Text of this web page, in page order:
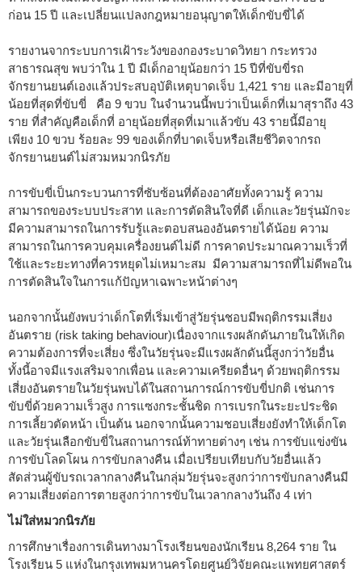
ก่อน 15 ปี และเปลี่ยนแปลงกฎหมายอนุญาตให้เด็กขับขี่ได้
รายงานจากระบบการเฝ้าระวังของกองระบาดวิทยา กระทรวง
สาธารณสุข พบว่าใน 1 ปี มีเด็กอายุน้อยกว่า 15 ปีที่ขับขี่รถ
จักรยานยนต์เองแล้วประสบอุบัติเหตุบาดเจ็บ 1,421 ราย และมีอายุที่
น้อยที่สุดที่ขับขี่ คือ 9 ขวบ ในจำนวนนี้พบว่าเป็นเด็กที่เมาสุราถึง 43
ราย ที่สำคัญคือเด็กที่ อายุน้อยที่สุดที่เมาแล้วขับ 43 รายนี้มีอายุ
เพียง 10 ขวบ ร้อยละ 99 ของเด็กที่บาดเจ็บหรือเสียชีวิตจากรถ
จักรยานยนต์ไม่สวมหมวกนิรภัย
การขับขี่เป็นกระบวนการที่ซับซ้อนที่ต้องอาศัยทั้งความรู้ ความ
สามารถของระบบประสาท และการตัดสินใจที่ดี เด็กและวัยรุ่นมักจะ
มีความสามารถในการรับรู้และตอบสนองอันตรายได้น้อย ความ
สามารถในการควบคุมเครื่องยนต์ไม่ดี การคาดประมาณความเร็วที่
ใช้และระยะทางที่ควรหยุดไม่เหมาะสม มีความสามารถที่ไม่ดีพอใน
การตัดสินใจในการแก้ปัญหาเฉพาะหน้าต่างๆ
นอกจากนั้นยังพบว่าเด็กโตที่เริ่มเข้าสู่วัยรุ่นชอบมีพฤติกรรมเสี่ยง
อันตราย (risk taking behaviour)เนื่องจากแรงผลักดันภายในให้เกิด
ความต้องการที่จะเสี่ยง ซึ่งในวัยรุ่นจะมีแรงผลักดันนี้สูงกว่าวัยอื่น
ทั้งนี้อาจมีแรงเสริมจากเพื่อน และความเครียดอื่นๆ ด้วยพฤติกรรม
เสี่ยงอันตรายในวัยรุ่นพบได้ในสถานการณ์การขับขี่ปกติ เช่นการ
ขับขี่ด้วยความเร็วสูง การแซงกระชั้นชิด การเบรกในระยะประชิด
การเลี้ยวตัดหน้า เป็นต้น นอกจากนั้นความชอบเสี่ยงยังทำให้เด็กโต
และวัยรุ่นเลือกขับขี่ในสถานการณ์ท้าทายต่างๆ เช่น การขับแข่งขัน
การขับโลดโผน การขับกลางคืน เมื่อเปรียบเทียบกับวัยอื่นแล้ว
สัดส่วนผู้ขับรถเวลากลางคืนในกลุ่มวัยรุ่นจะสูงกว่าการขับกลางคืนมี
ความเสี่ยงต่อการตายสูงกว่าการขับในเวลากลางวันถึง 4 เท่า
ไม่ใส่หมวกนิรภัย
การศึกษาเรื่องการเดินทางมาโรงเรียนของนักเรียน 8,264 ราย ใน
โรงเรียน 5 แห่งในกรุงเทพมหานครโดยศูนย์วิจัยคณะแพทยศาสตร์